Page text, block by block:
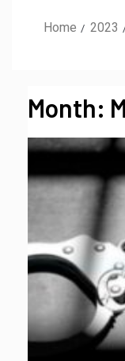
Home 2023
Month: